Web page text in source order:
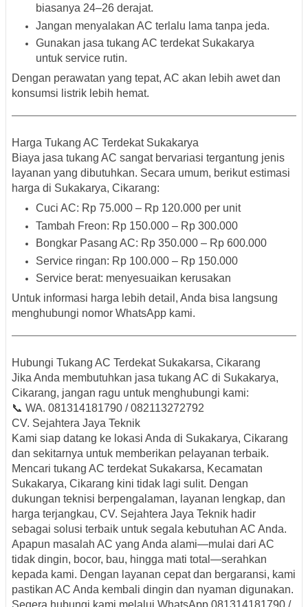
biasanya 24–26 derajat.
Jangan menyalakan AC terlalu lama tanpa jeda.
Gunakan jasa tukang AC terdekat Sukakarya
untuk service rutin.
Dengan perawatan yang tepat, AC akan lebih awet dan
konsumsi listrik lebih hemat.
Harga Tukang AC Terdekat Sukakarya
Biaya jasa tukang AC sangat bervariasi tergantung jenis
layanan yang dibutuhkan. Secara umum, berikut estimasi
harga di Sukakarya, Cikarang:
Cuci AC: Rp 75.000 – Rp 120.000 per unit
Tambah Freon: Rp 150.000 – Rp 300.000
Bongkar Pasang AC: Rp 350.000 – Rp 600.000
Service ringan: Rp 100.000 – Rp 150.000
Service berat: menyesuaikan kerusakan
Untuk informasi harga lebih detail, Anda bisa langsung
menghubungi nomor WhatsApp kami.
Hubungi Tukang AC Terdekat Sukakarsa, Cikarang
Jika Anda membutuhkan jasa tukang AC di Sukakarya,
Cikarang, jangan ragu untuk menghubungi kami:
📞 WA. 081314181790 / 082113272792
CV. Sejahtera Jaya Teknik
Kami siap datang ke lokasi Anda di Sukakarya, Cikarang
dan sekitarnya untuk memberikan pelayanan terbaik.
Mencari tukang AC terdekat Sukakarsa, Kecamatan
Sukakarya, Cikarang kini tidak lagi sulit. Dengan
dukungan teknisi berpengalaman, layanan lengkap, dan
harga terjangkau, CV. Sejahtera Jaya Teknik hadir
sebagai solusi terbaik untuk segala kebutuhan AC Anda.
Apapun masalah AC yang Anda alami—mulai dari AC
tidak dingin, bocor, bau, hingga mati total—serahkan
kepada kami. Dengan layanan cepat dan bergaransi, kami
pastikan AC Anda kembali dingin dan nyaman digunakan.